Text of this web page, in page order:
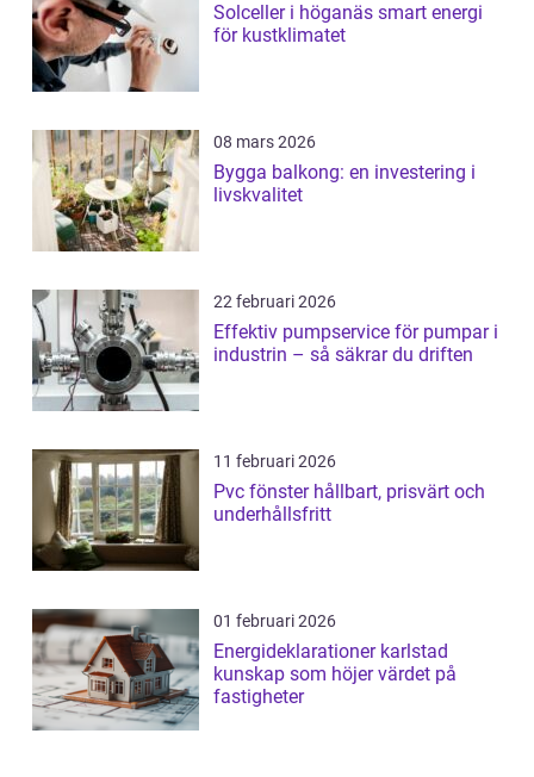
Solceller i höganäs smart energi
för kustklimatet
08 mars 2026
Bygga balkong: en investering i
livskvalitet
22 februari 2026
Effektiv pumpservice för pumpar i
industrin – så säkrar du driften
11 februari 2026
Pvc fönster hållbart, prisvärt och
underhållsfritt
01 februari 2026
Energideklarationer karlstad
kunskap som höjer värdet på
fastigheter